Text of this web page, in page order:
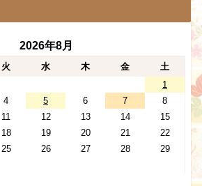
2026年8月
火 水 木 金
土
1
4 5 6 7
8
11 12 13 14
15
18 19 20 21
22
25 26 27 28
29